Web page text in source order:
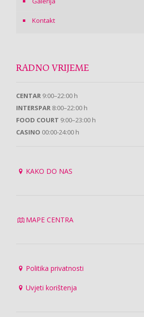
Kontakt
RADNO VRIJEME
CENTAR 9:00–22:00 h
INTERSPAR 8:00–22:00 h
FOOD COURT 9:00–23:00 h
CASINO 00:00-24:00 h
KAKO DO NAS
MAPE CENTRA
Politika privatnosti
Uvjeti korištenja